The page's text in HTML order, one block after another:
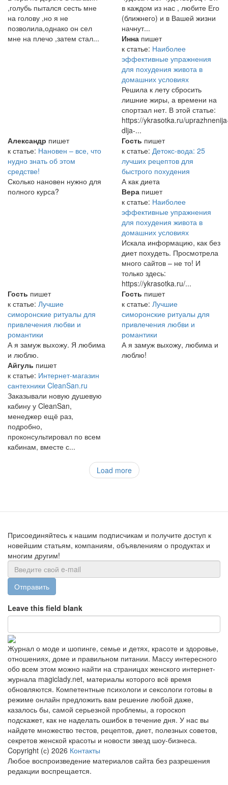
,голубь пытался сесть мне
на голову ,но я не
позволила,однако он сел
мне на плечо ,затем стал...
в каждом из нас , любите Его
(ближнего) и в Вашей жизни
начнут...
Инна пишет
к статье: Наиболее
эффективные упражнения
для похудения живота в
домашних условиях
Решила к лету сбросить
лишние жиры, а времени на
спортзал нет. В этой статье:
https://ykrasotka.ru/
dlja-...
Александр пишет
к статье: Нановен – все, что
нудно знать об этом
средстве!
Сколько нановен нужно для
полного курса?
Гость пишет
к статье: Детокс-вода: 25
лучших рецептов для
быстрого похудения
А как диета
Вера пишет
к статье: Наиболее
эффективные упражнения
для похудения живота в
домашних условиях
Искала информацию, как без
диет похудеть. Просмотрела
много сайтов – не то! И
только здесь:
https://ykrasotka.ru/...
Гость пишет
к статье: Лучшие
симоронские ритуалы для
привлечения любви и
романтики
А я замуж выхожу. Я любима
и люблю.
Гость пишет
к статье: Лучшие
симоронские ритуалы для
привлечения любви и
романтики
А я замуж выхожу, любима и
люблю!
Айгуль пишет
к статье: Интернет-магазин
сантехники CleanSan.ru
Заказывали новую душевую
кабину у CleanSan,
менеджер ещё раз,
подробно,
проконсультировал по всем
кабинам, вместе с...
Load more
Присоединяйтесь к нашим подписчикам и получите доступ к
новейшим статьям, компаниям, объявлениям о продуктах и
многим другим!
Отправить
Leave this field blank
Журнал о моде и шопинге, семье и детях, красоте и здоровье,
отношениях, доме и правильном питании. Массу интересного
обо всем этом можно найти на страницах женского интернет-
журнала magiclady.net, материалы которого всё время
обновляются. Компетентные психологи и сексологи готовы в
режиме онлайн предложить вам решение любой даже,
казалось бы, самой серьезной проблемы, а гороскоп
подскажет, как не наделать ошибок в течение дня. У нас вы
найдете множество тестов, рецептов, диет, полезных советов,
секретов женской красоты и новости звезд шоу-бизнеса.
Copyright (с) 2026 Контакты
Любое воспроизведение материалов сайта без разрешения
редакции воспрещается.